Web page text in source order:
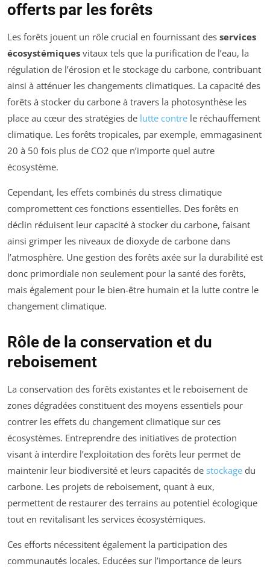
offerts par les forêts
Les forêts jouent un rôle crucial en fournissant des services
écosystémiques vitaux tels que la purification de l’eau, la
régulation de l’érosion et le stockage du carbone, contribuant
ainsi à atténuer les changements climatiques. La capacité des
forêts à stocker du carbone à travers la photosynthèse les
place au cœur des stratégies de lutte contre le réchauffement
climatique. Les forêts tropicales, par exemple, emmagasinent
20 à 50 fois plus de CO2 que n’importe quel autre
écosystème.
Cependant, les effets combinés du stress climatique
compromettent ces fonctions essentielles. Des forêts en
déclin réduisent leur capacité à stocker du carbone, faisant
ainsi grimper les niveaux de dioxyde de carbone dans
l’atmosphère. Une gestion des forêts axée sur la durabilité est
donc primordiale non seulement pour la santé des forêts,
mais également pour le bien-être humain et la lutte contre le
changement climatique.
Rôle de la conservation et du
reboisement
La conservation des forêts existantes et le reboisement de
zones dégradées constituent des moyens essentiels pour
contrer les effets du changement climatique sur ces
écosystèmes. Entreprendre des initiatives de protection
visant à interdire l’exploitation des forêts leur permet de
maintenir leur biodiversité et leurs capacités de stockage du
carbone. Les projets de reboisement, quant à eux,
permettent de restaurer des terrains au potentiel écologique
tout en revitalisant les services écosystémiques.
Ces efforts nécessitent également la participation des
communautés locales. Educées sur l’importance de leurs